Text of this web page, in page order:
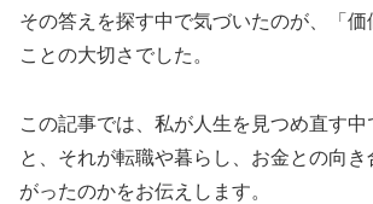
その答えを探す中で気づいたのが、「価
ことの大切さでした。
この記事では、私が人生を見つめ直す
と、それが転職や暮らし、お金との向
がったのかをお伝えします。